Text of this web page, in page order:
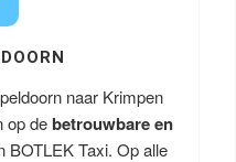
naar Krimpen
op debetrouwbare en
BOTLEK Taxi. Op alle